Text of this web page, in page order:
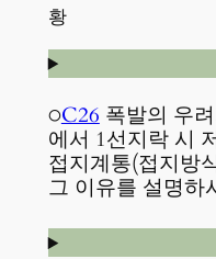
황
○C26폭발의 우
에서 1선지락 시
접지계통(접지방
그 이유를 설명하